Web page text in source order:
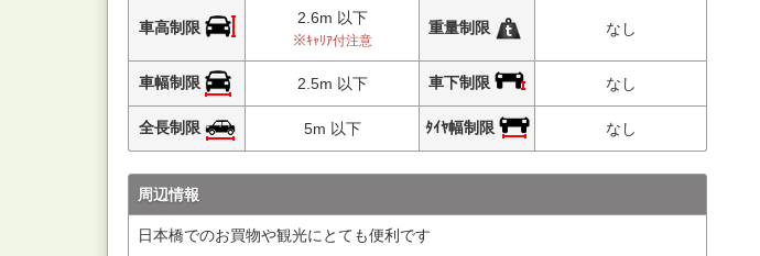
車高制限
2.6m 以下
※ｷｬﾘｱ付注意
重量制限 なし
車幅制限 2.5m 以下 車下制限 なし
全長制限 5m 以下 ﾀｲﾔ幅制限 なし
周辺情報
日本橋でのお買物や観光にとても便利です